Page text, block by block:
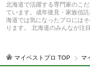
北海道で活躍する専門家のこ
ています。成年後見・家族信
海道では気になったプロには
ります。 北海道のみんなが注
マイベストプロ TOP マ